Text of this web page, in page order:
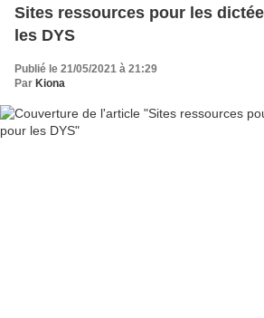
Sites ressources pour les
les DYS
Publié le 21/05/2021 à 21:29
Par Kiona